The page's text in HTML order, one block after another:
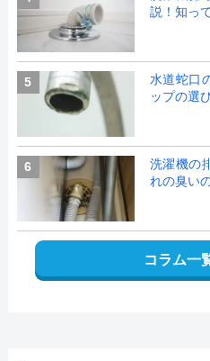
説！知っ
5
水道蛇口
ップの選
6
洗濯機の
れの臭い
コラム一